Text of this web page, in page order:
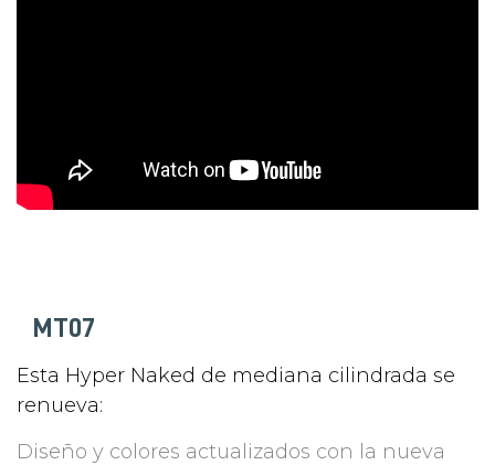
MT07
Esta Hyper Naked de mediana cilindrada se
renueva:
Diseño y colores actualizados con la nueva